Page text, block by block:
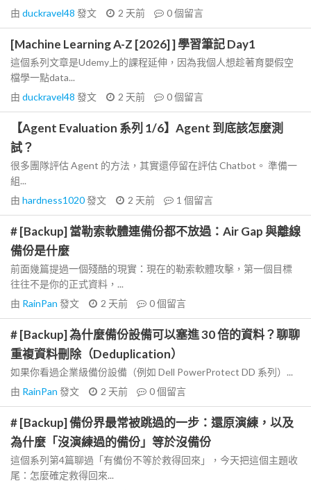
由 duckravel48 發文 2 天前 0個留言
[Machine Learning A-Z [2026] ] 學習筆記 Day1
這個系列文章是Udemy上的課程延伸，因為我個人想趁著育嬰假空
檔學一點data...
由 duckravel48 發文 2 天前 0個留言
【Agent Evaluation 系列 1/6】Agent 到底該怎麼測
試？
很多團隊評估 Agent 的方法，其實還停留在評估 Chatbot。 準備一
組...
由 hardness1020發文 2 天前 1 個留言
# [Backup] 當勒索軟體連備份都不放過：Air Gap 與離線
備份是什麼
前面幾篇提過一個殘酷的現實：現在的勒索軟體攻擊，第一個目標
往往不是你的正式資料，...
由 RainPan 發文 2 天前 0個留言
# [Backup] 為什麼備份設備可以塞進 30 倍的資料？聊聊
重複資料刪除（Deduplication）
如果你看過企業級備份設備（例如 Dell PowerProtect DD 系列）...
由 RainPan 發文 2 天前 0個留言
# [Backup] 備份界最常被跳過的一步：還原演練，以及
為什麼「沒演練過的備份」等於沒備份
這個系列第4篇聊過「有備份不等於救得回來」，今天把這個主題收
尾：怎麼確定救得回來...